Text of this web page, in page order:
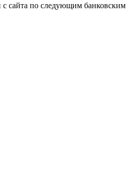
сайта по следующим банковским